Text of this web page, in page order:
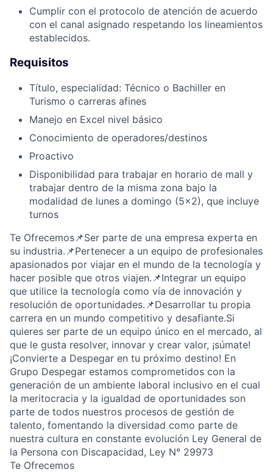
Cumplir con el protocolo de atención de acuerdo
con el canal asignado respetando los lineamientos
establecidos.
Requisitos
Título, especialidad: Técnico o Bachiller en
Turismo o carreras afines
Manejo en Excel nivel básico
Conocimiento de operadores/destinos
Proactivo
Disponibilidad para trabajar en horario de mall y
trabajar dentro de la misma zona bajo la
modalidad de lunes a domingo (5x2), que incluye
turnos
Te Ofrecemos📌Ser parte de una empresa experta en
su industria.📌Pertenecer a un equipo de profesionales
apasionados por viajar en el mundo de la tecnología y
hacer posible que otros viajen.📌Integrar un equipo
que utilice la tecnología como vía de innovación y
resolución de oportunidades.📌Desarrollar tu propia
carrera en un mundo competitivo y desafiante.Si
quieres ser parte de un equipo único en el mercado, al
que le gusta resolver, innovar y crear valor, ¡súmate!
¡Convierte a Despegar en tu próximo destino! En
Grupo Despegar estamos comprometidos con la
generación de un ambiente laboral inclusivo en el cual
la meritocracia y la igualdad de oportunidades son
parte de todos nuestros procesos de gestión de
talento, fomentando la diversidad como parte de
nuestra cultura en constante evolución Ley General de
la Persona con Discapacidad, Ley N° 29973
Te Ofrecemos